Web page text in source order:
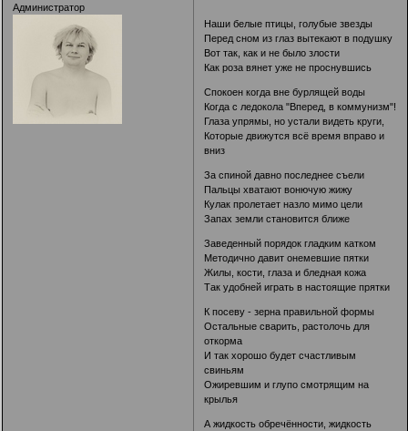
Администратор
Наши белые птицы, голубые звезды
Перед сном из глаз вытекают в подушку
Вот так, как и не было злости
Как роза вянет уже не проснувшись
Спокоен когда вне бурлящей воды
Когда с ледокола "Вперед, в коммунизм"!
Глаза упрямы, но устали видеть круги,
Которые движутся всё время вправо и
вниз
За спиной давно последнее съели
Пальцы хватают вонючую жижу
Кулак пролетает назло мимо цели
Запах земли становится ближе
Заведенный порядок гладким катком
Методично давит онемевшие пятки
Жилы, кости, глаза и бледная кожа
Так удобней играть в настоящие прятки
К посеву - зерна правильной формы
Остальные сварить, растолочь для
откорма
И так хорошо будет счастливым
свиньям
Ожиревшим и глупо смотрящим на
крылья
А жидкость обречённости, жидкость